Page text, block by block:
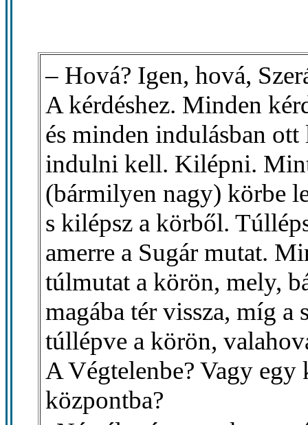
– Hová? Igen, hová,
A kérdéshez. Minden
és minden indulásban
indulni kell. Kilépni.
(bármilyen nagy) körbe
s kilépsz a körből.
amerre a Sugár mutat.
túlmutat a körön, mely,
magába tér vissza, míg a
túllépve a körön,
A Végtelenbe? Vagy
központba?